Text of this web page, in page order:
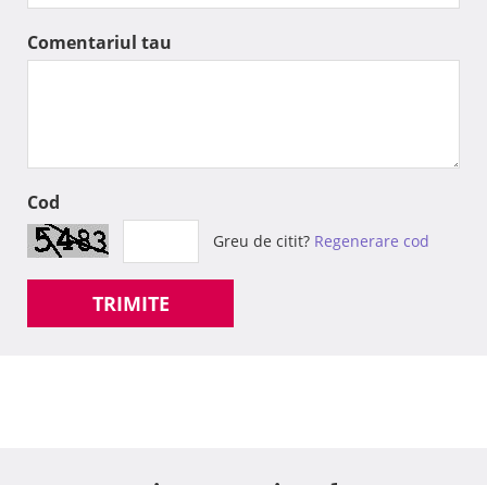
Comentariul tau
Cod
Greu de citit? Regenerare cod
TRIMITE